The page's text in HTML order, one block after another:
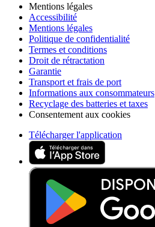
Mentions légales
Accessibilité
Mentions légales
Politique de confidentialité
Termes et conditions
Droit de rétractation
Garantie
Transport et frais de port
Informations aux consommateurs
Recyclage des batteries et taxes
Consentement aux cookies
Télécharger l'application